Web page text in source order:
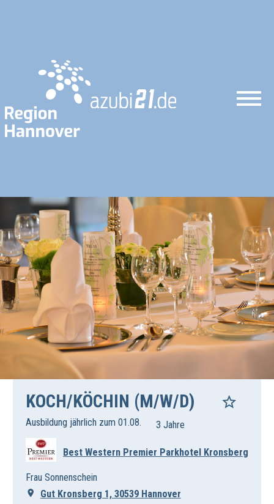
KOCH/KÖCHIN (M/W/D)
Ausbildung jährlich zum 01.08. 3 Jahre
Best Western Premier Parkhotel Kronsberg
Frau Sonnenschein
Gut Kronsberg 1, 30539 Hannover